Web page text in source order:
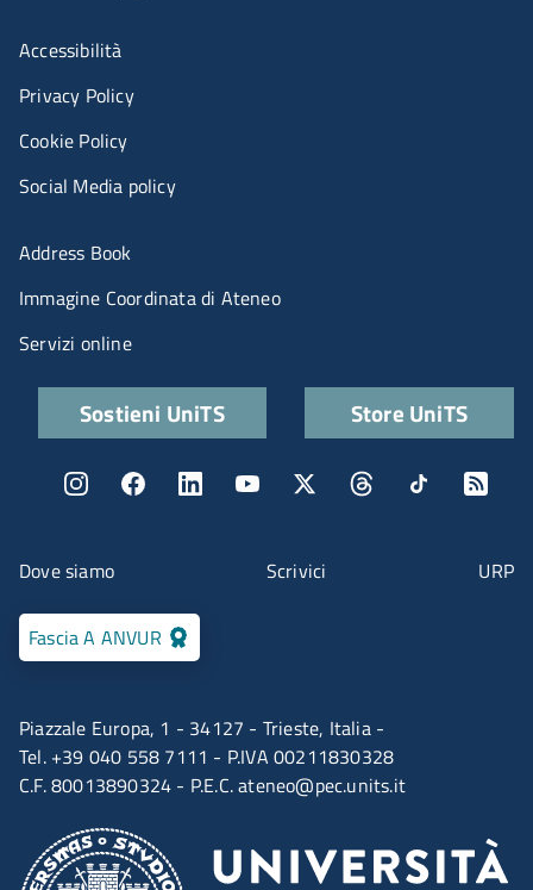
Piazzale Europa, 1 - 34127 - Trieste, Italia -
Tel. +39 040 558 7111 - P.IVA 00211830328
C.F. 80013890324 - P.E.C.ateneo@pec.units.it
Fascia A ANVUR
Menu contatti
Dove siamo Scrivici URP
Menù riferimenti
Accessibilità
Privacy Policy
Cookie Policy
Social Media policy
Menu portale
Address Book
Immagine Coordinata di Ateneo
Servizi online
Quick links
Sostieni UniTS Store UniTS
Menu social